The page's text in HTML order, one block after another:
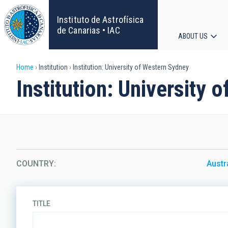
Skip
to
main
content
Instituto de Astrofísica
de Canarias • IAC
ABOUT US
Breadcrumb
Home Institution Institution: University of Western Sydney
Institution: University
COUNTRY
TITLE